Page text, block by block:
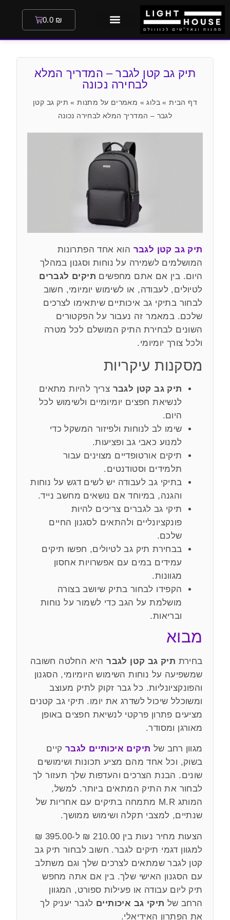
0.0 ₪
תיק גב קטן לגבר – המדריך המלא
לבחירה נכונה
דף הבית» בלוג» מאמרים על מתנות» תיק גב קטן
לגבר – המדריך המלא לבחירה נכונה
תיק גב קטן לגבר הוא אחד הפתרונות
המושלמים לשמירה על נוחות וסגנון במהלך
היום. בין אם אתם מחפשים תיקים לגברים
לטיולים, לעבודה, או לשימוש יומיומי, חשוב
לבחור בתיקי גב איכותיים שיתאימו לצרכים
שלכם. במאמר זה נעבור על הפקטורים
השונים לבחירת התיק המושלם לכל מטרה
ולכל צורך יומיומי.
מסקנות עיקריות
תיק גב קטן לגבר צריך להיות מתאים
לנשיאת חפצים יומיומיים ולשימוש לכל
היום.
שימו לב לנוחות ולפיזור המשקל כדי
למנוע כאבי גב ופציעות.
תיקים אורטופדיים מצוינים עבור
תלמידים וסטודנטים.
בתיקי גב לעבודה יש לשים דגש על נוחות
והגנה, במיוחד אם נושאים מחשב נייד.
תיקי גב לגברים צריכים להיות
פונקציונליים ולהתאים לסגנון החיים
שלכם.
בבחירת תיק גב לטיולים, חפשו תיקים
עמידים במים עם אפשרויות אחסון
מגוונות.
הקפידו לבחור בתיק שיושב בצורה
מושלמת על הגב כדי לשמור על נוחות
ובריאות.
מבוא
בחירת תיק גב קטן לגברהיא החלטה חשובה
שמשפיעה על נוחות השימוש היומיומי, הסגנון
והפונקציונליות. כל גבר זקוק לתיק מעוצב
ומשוכלל שיכול לשדרג את יומו. תיקי גב קטנים
מציעים פתרון פרקטי לנשיאת חפצים באופן
מאורגן ומסודר.
מגוון רחב של תיקים איכותיים לגבר קיים
בשוק, וכל אחד מהם מציע תכונות ושימושים
שונים. הבנת הצרכים והעדפות שלך תעזור לך
לבחור את התיק המתאים ביותר. למשל,
המותג M.R מתמחה בתיקים עם אחריות של
שנתיים, למצבי תקלה ושימוש ממושך.
הצעות מחיר נעות בין 210.00 ₪ ל-395.00 ₪
למגוון דגמי תיקים לגבר. חשוב לבחור תיק גב
קטן לגבר שמתאים לצרכים שלך וגם משתלב
עם הסגנון האישי שלך. בין אם אתה מחפש
תיק ליום עבודה או פעילות ספורט, המגוון
הרחב של תיקי גב איכותיים לגבר יעניק לך
את הפתרון האידיאלי.